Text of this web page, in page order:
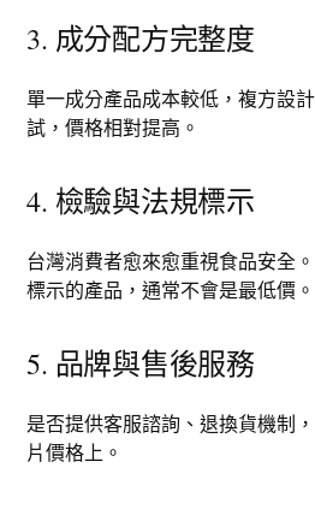
3. 成分配方完整度
單一成分產品成本較低，複方設
試，價格相對提高。
4. 檢驗與法規標示
台灣消費者愈來愈重視食品安全
標示的產品，通常不會是最低價。
5. 品牌與售後服務
是否提供客服諮詢、退換貨機制
片價格上。